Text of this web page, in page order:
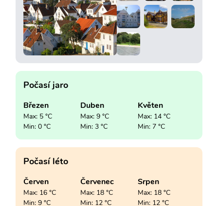
Počasí jaro
Březen
Max: 5 °C
Min: 0 °C
Duben
Max: 9 °C
Min: 3 °C
Květen
Max: 14 °C
Min: 7 °C
Počasí léto
Červen
Max: 16 °C
Min: 9 °C
Červenec
Max: 18 °C
Min: 12 °C
Srpen
Max: 18 °C
Min: 12 °C